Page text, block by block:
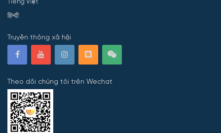
हिन्दी
Truyền thông xã hội
Theo dõi chúng tôi trên Wechat